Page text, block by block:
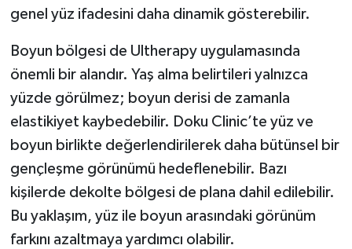
genel yüz ifadesini daha dinamik gösterebilir.
Boyun bölgesi de Ultherapy uygulamasında
önemli bir alandır. Yaş alma belirtileri yalnızca
yüzde görülmez; boyun derisi de zamanla
elastikiyet kaybedebilir. Doku Clinic’te yüz ve
boyun birlikte değerlendirilerek daha bütünsel bir
gençleşme görünümü hedeflenebilir. Bazı
kişilerde dekolte bölgesi de plana dahil edilebilir.
Bu yaklaşım, yüz ile boyun arasındaki görünüm
farkını azaltmaya yardımcı olabilir.